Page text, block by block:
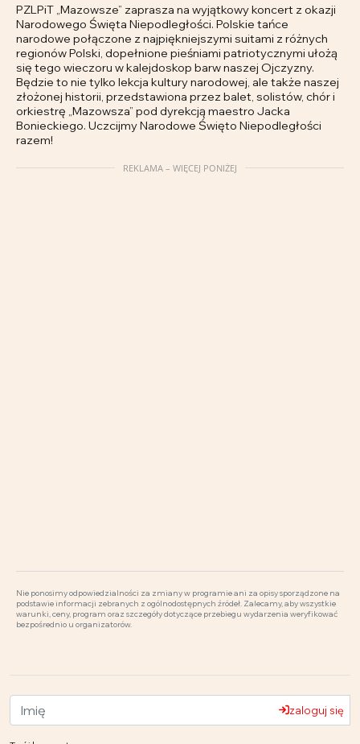
PZLPiT „Mazowsze” zaprasza na wyjątkowy koncert z okazji
Narodowego Święta Niepodległości. Polskie tańce
narodowe połączone z najpiękniejszymi suitami z różnych
regionów Polski, dopełnione pieśniami patriotycznymi ułożą
się tego wieczoru w kalejdoskop barw naszej Ojczyzny.
Będzie to nie tylko lekcja kultury narodowej, ale także naszej
złożonej historii, przedstawiona przez balet, solistów, chór i
orkiestrę „Mazowsza” pod dyrekcją maestro Jacka
Bonieckiego. Uczcijmy Narodowe Święto Niepodległości
razem!
REKLAMA – WIĘCEJ PONIŻEJ
Nie ponosimy odpowiedzialności za zmiany w programie ani za opisy sporządzone na
podstawie informacji zebranych z ogólnodostępnych źródeł. Zalecamy, aby wszystkie
warunki, ceny, program oraz szczegóły dotyczące przebiegu wydarzenia weryfikować
bezpośrednio u organizatorów.
zaloguj się